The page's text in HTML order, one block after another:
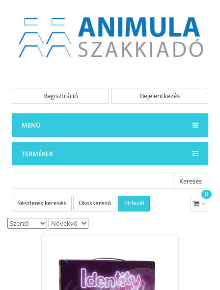
Regisztráció Bejelentkezés
MENÜ
TERMÉKEK
Keresés
Részletes keresés Okoskereső Hírlevél
0